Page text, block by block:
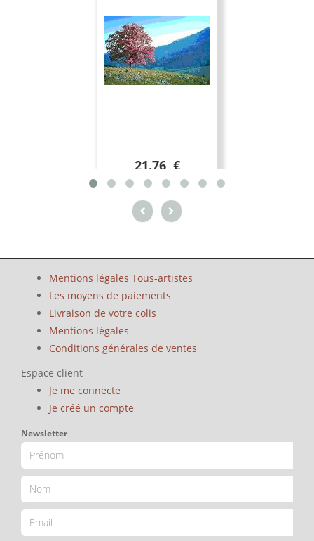
21.76 €
Mentions légales Tous-artistes
Les moyens de paiements
Livraison de votre colis
Mentions légales
Conditions générales de ventes
Espace client
Je me connecte
Je créé un compte
Newsletter